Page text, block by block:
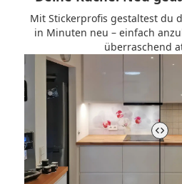
Mit Stickerprofis gestaltest du
in Minuten neu – einfach
überraschend